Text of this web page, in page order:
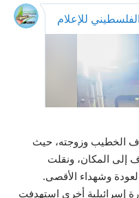
الخطيب وزوجته، حيث
إلى المكان، ونقلت
وشهداء الأقصى.
في غارة إسرائيلية أخرى استهدفت